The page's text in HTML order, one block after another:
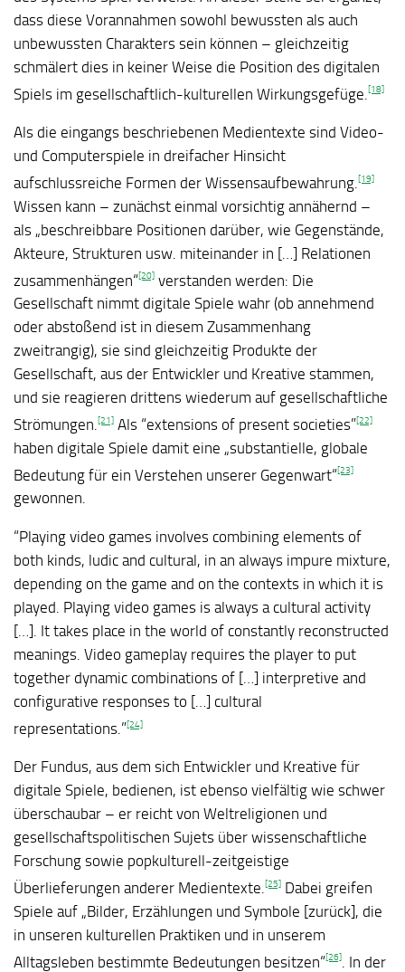
dass diese Vorannahmen sowohl bewussten als auch
unbewussten Charakters sein können – gleichzeitig
schmälert dies in keiner Weise die Position des digitalen
Spiels im gesellschaftlich-kulturellen Wirkungsgefüge. [18]
Als die eingangs beschriebenen Medientexte sind Video-
und Computerspiele in dreifacher Hinsicht
aufschlussreiche Formen der Wissensaufbewahrung. [19]
Wissen kann – zunächst einmal vorsichtig annähernd –
als „beschreibbare Positionen darüber, wie Gegenstände,
Akteure, Strukturen usw. miteinander in […] Relationen
zusammenhängen“[20] verstanden werden: Die
Gesellschaft nimmt digitale Spiele wahr (ob annehmend
oder abstoßend ist in diesem Zusammenhang
zweitrangig), sie sind gleichzeitig Produkte der
Gesellschaft, aus der Entwickler und Kreative stammen,
und sie reagieren drittens wiederum auf gesellschaftliche
Strömungen. [21] Als “extensions of present societies”[22]
haben digitale Spiele damit eine „substantielle, globale
Bedeutung für ein Verstehen unserer Gegenwart“[23]
gewonnen.
“Playing video games involves combining elements of
both kinds, ludic and cultural, in an always impure mixture,
depending on the game and on the contexts in which it is
played. Playing video games is always a cultural activity
[…]. It takes place in the world of constantly reconstructed
meanings. Video gameplay requires the player to put
together dynamic combinations of […] interpretive and
configurative responses to […] cultural
representations.”[24]
Der Fundus, aus dem sich Entwickler und Kreative für
digitale Spiele, bedienen, ist ebenso vielfältig wie schwer
überschaubar – er reicht von Weltreligionen und
gesellschaftspolitischen Sujets über wissenschaftliche
Forschung sowie popkulturell-zeitgeistige
Überlieferungen anderer Medientexte. [25] Dabei greifen
Spiele auf „Bilder, Erzählungen und Symbole [zurück], die
in unseren kulturellen Praktiken und in unserem
Alltagsleben bestimmte Bedeutungen besitzen“[26]
. In der